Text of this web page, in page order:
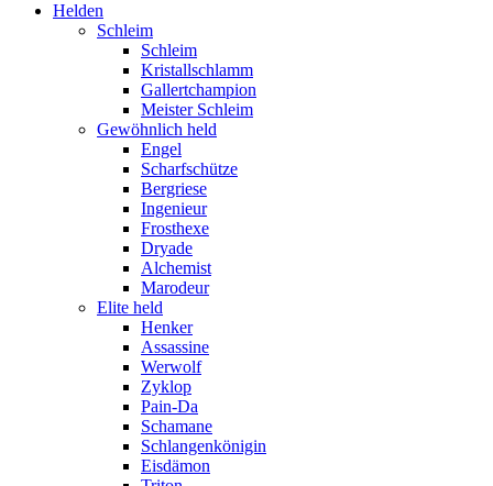
Helden
Schleim
Schleim
Kristallschlamm
Gallertchampion
Meister Schleim
Gewöhnlich held
Engel
Scharfschütze
Bergriese
Ingenieur
Frosthexe
Dryade
Alchemist
Marodeur
Elite held
Henker
Assassine
Werwolf
Zyklop
Pain-Da
Schamane
Schlangenkönigin
Eisdämon